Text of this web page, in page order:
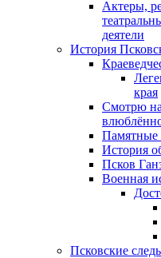
Актеры,
деятели
История
края
Смотрю
Памятные
История
Псков
Военная
Псковские